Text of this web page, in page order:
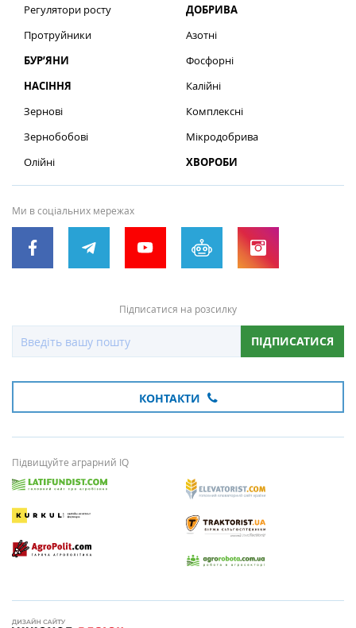
Регулятори росту
Протруйники
БУР’ЯНИ
НАСІННЯ
Зернові
Зернобобові
Олійні
ДОБРИВА
Азотні
Фосфорні
Калійні
Комплексні
Мікродобрива
ХВОРОБИ
Ми в соціальних мережах
Підписатися на розсилку
ПІДПИСАТИСЯ
КОНТАКТИ
Підвищуйте аграрний IQ